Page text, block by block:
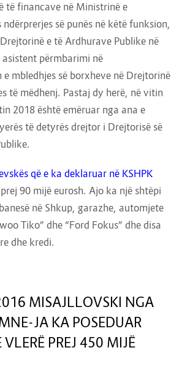
të financave në Ministrinë e
ndërprerjes së punës në këtë funksion,
e të Ardhurave Publike në
asistent përmbarimi në
mbledhjes së borxheve në Drejtorinë
të mëdhenj. Pastaj dy herë, në vitin
2018 është emëruar nga ana e
të detyrës drejtor i Drejtorisë së
që e ka deklaruar në KSHPK
90 mijë eurosh. Ajo ka një shtëpi
në Shkup, garazhe, automjete
Tiko” dhe “Ford Fokus” dhe disa
dhe kredi.
MISAJLLOVSKI NGA
JA KA POSEDUAR
VLERË PREJ 450 MIJË